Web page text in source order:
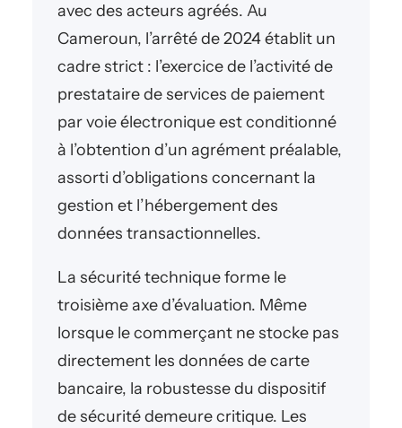
avec des acteurs agréés. Au
Cameroun, l’arrêté de 2024 établit un
cadre strict : l’exercice de l’activité de
prestataire de services de paiement
par voie électronique est conditionné
à l’obtention d’un agrément préalable,
assorti d’obligations concernant la
gestion et l’hébergement des
données transactionnelles.
La sécurité technique forme le
troisième axe d’évaluation. Même
lorsque le commerçant ne stocke pas
directement les données de carte
bancaire, la robustesse du dispositif
de sécurité demeure critique. Les